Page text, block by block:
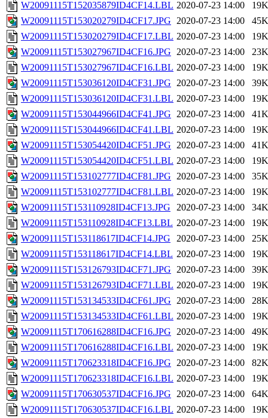
W20091115T152035879ID4CF14.LBL 2020-07-23 14:00
19K
W20091115T153020279ID4CF17.JPG 2020-07-23 14:00
45K
W20091115T153020279ID4CF17.LBL 2020-07-23 14:00
19K
W20091115T153027967ID4CF16.JPG 2020-07-23 14:00
23K
W20091115T153027967ID4CF16.LBL 2020-07-23 14:00
19K
W20091115T153036120ID4CF31.JPG 2020-07-23 14:00
39K
W20091115T153036120ID4CF31.LBL 2020-07-23 14:00
19K
W20091115T153044966ID4CF41.JPG 2020-07-23 14:00
41K
W20091115T153044966ID4CF41.LBL 2020-07-23 14:00
19K
W20091115T153054420ID4CF51.JPG 2020-07-23 14:00
41K
W20091115T153054420ID4CF51.LBL 2020-07-23 14:00
19K
W20091115T153102777ID4CF81.JPG 2020-07-23 14:00
35K
W20091115T153102777ID4CF81.LBL 2020-07-23 14:00
19K
W20091115T153110928ID4CF13.JPG
2020-07-23 14:00
34K
W20091115T153110928ID4CF13.LBL 2020-07-23 14:00
19K
W20091115T153118617ID4CF14.JPG
2020-07-23 14:00
25K
W20091115T153118617ID4CF14.LBL 2020-07-23 14:00
19K
W20091115T153126793ID4CF71.JPG 2020-07-23 14:00
39K
W20091115T153126793ID4CF71.LBL 2020-07-23 14:00
19K
W20091115T153134533ID4CF61.JPG 2020-07-23 14:00
28K
W20091115T153134533ID4CF61.LBL 2020-07-23 14:00
19K
W20091115T170616288ID4CF16.JPG 2020-07-23 14:00
49K
W20091115T170616288ID4CF16.LBL 2020-07-23 14:00
19K
W20091115T170623318ID4CF16.JPG 2020-07-23 14:00
82K
W20091115T170623318ID4CF16.LBL 2020-07-23 14:00
19K
W20091115T170630537ID4CF16.JPG 2020-07-23 14:00
64K
W20091115T170630537ID4CF16.LBL 2020-07-23 14:00
19K